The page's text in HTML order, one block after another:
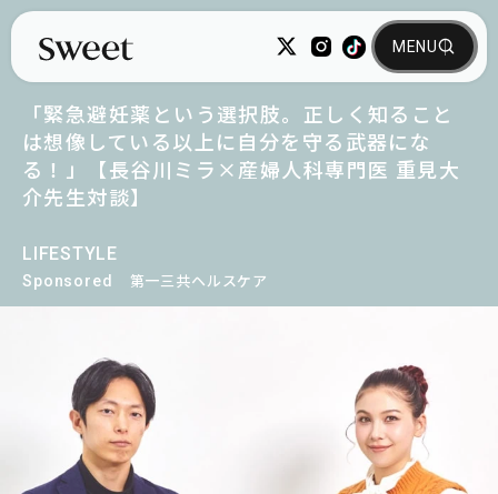
LIFESTYLE
「緊急避妊薬という選択肢。正しく知ること
は想像している以上に自分を守る武器にな
る！」【長谷川ミラ×産婦人科専門医 重見大
介先生対談】
Sponsored 第一三共ヘルスケア